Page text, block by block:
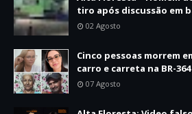
tiro após discussão em
02 Agosto
Cinco pessoas morrem
carro e carreta na BR-364
07 Agosto